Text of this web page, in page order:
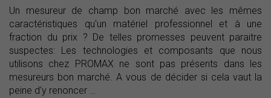
Un mesureur de champ bon marché avec les mêmes
caractéristiques qu'un matériel professionnel et à une
fraction du prix ? De telles promesses peuvent paraitre
suspectes: Les technologies et composants que nous
utilisons chez PROMAX ne sont pas présents dans les
mesureurs bon marché. A vous de décider si cela vaut la
peine d'y renoncer …